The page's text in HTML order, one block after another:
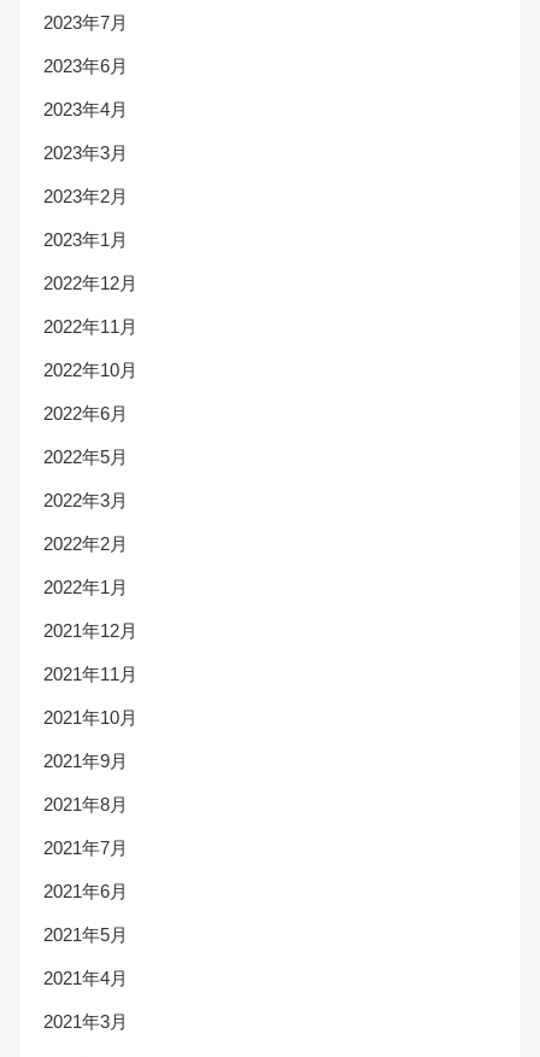
2023年7月
2023年6月
2023年4月
2023年3月
2023年2月
2023年1月
2022年12月
2022年11月
2022年10月
2022年6月
2022年5月
2022年3月
2022年2月
2022年1月
2021年12月
2021年11月
2021年10月
2021年9月
2021年8月
2021年7月
2021年6月
2021年5月
2021年4月
2021年3月